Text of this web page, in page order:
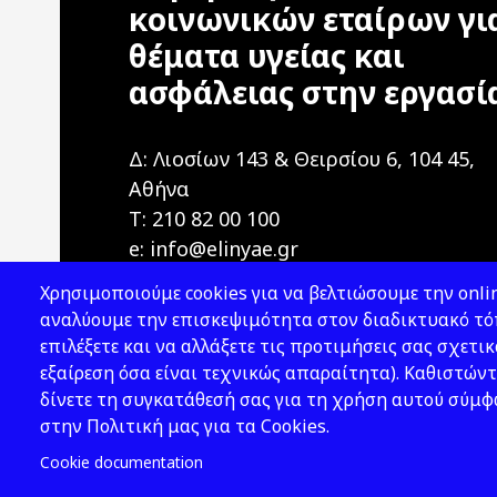
κοινωνικών εταίρων
θέματα υγείας και
ασφάλειας στην
Δ: Λιοσίων 143 & Θειρσίου 6, 104 45,
Αθήνα
T: 210 82 00 100
e: info@elinyae.gr
Χρησιμοποιούμε cookies για να βελτιώσουμε την
αναλύουμε την επισκεψιμότητα στον διαδικτυακό
επιλέξετε και να αλλάξετε τις προτιμήσεις σας
εξαίρεση όσα είναι τεχνικώς απαραίτητα).
δίνετε τη συγκατάθεσή σας για τη χρήση αυτού
στην Πολιτική μας για τα Cookies.
Cookie documentation
2026 © ΕΛ.ΙΝ.Υ.Α.Ε.